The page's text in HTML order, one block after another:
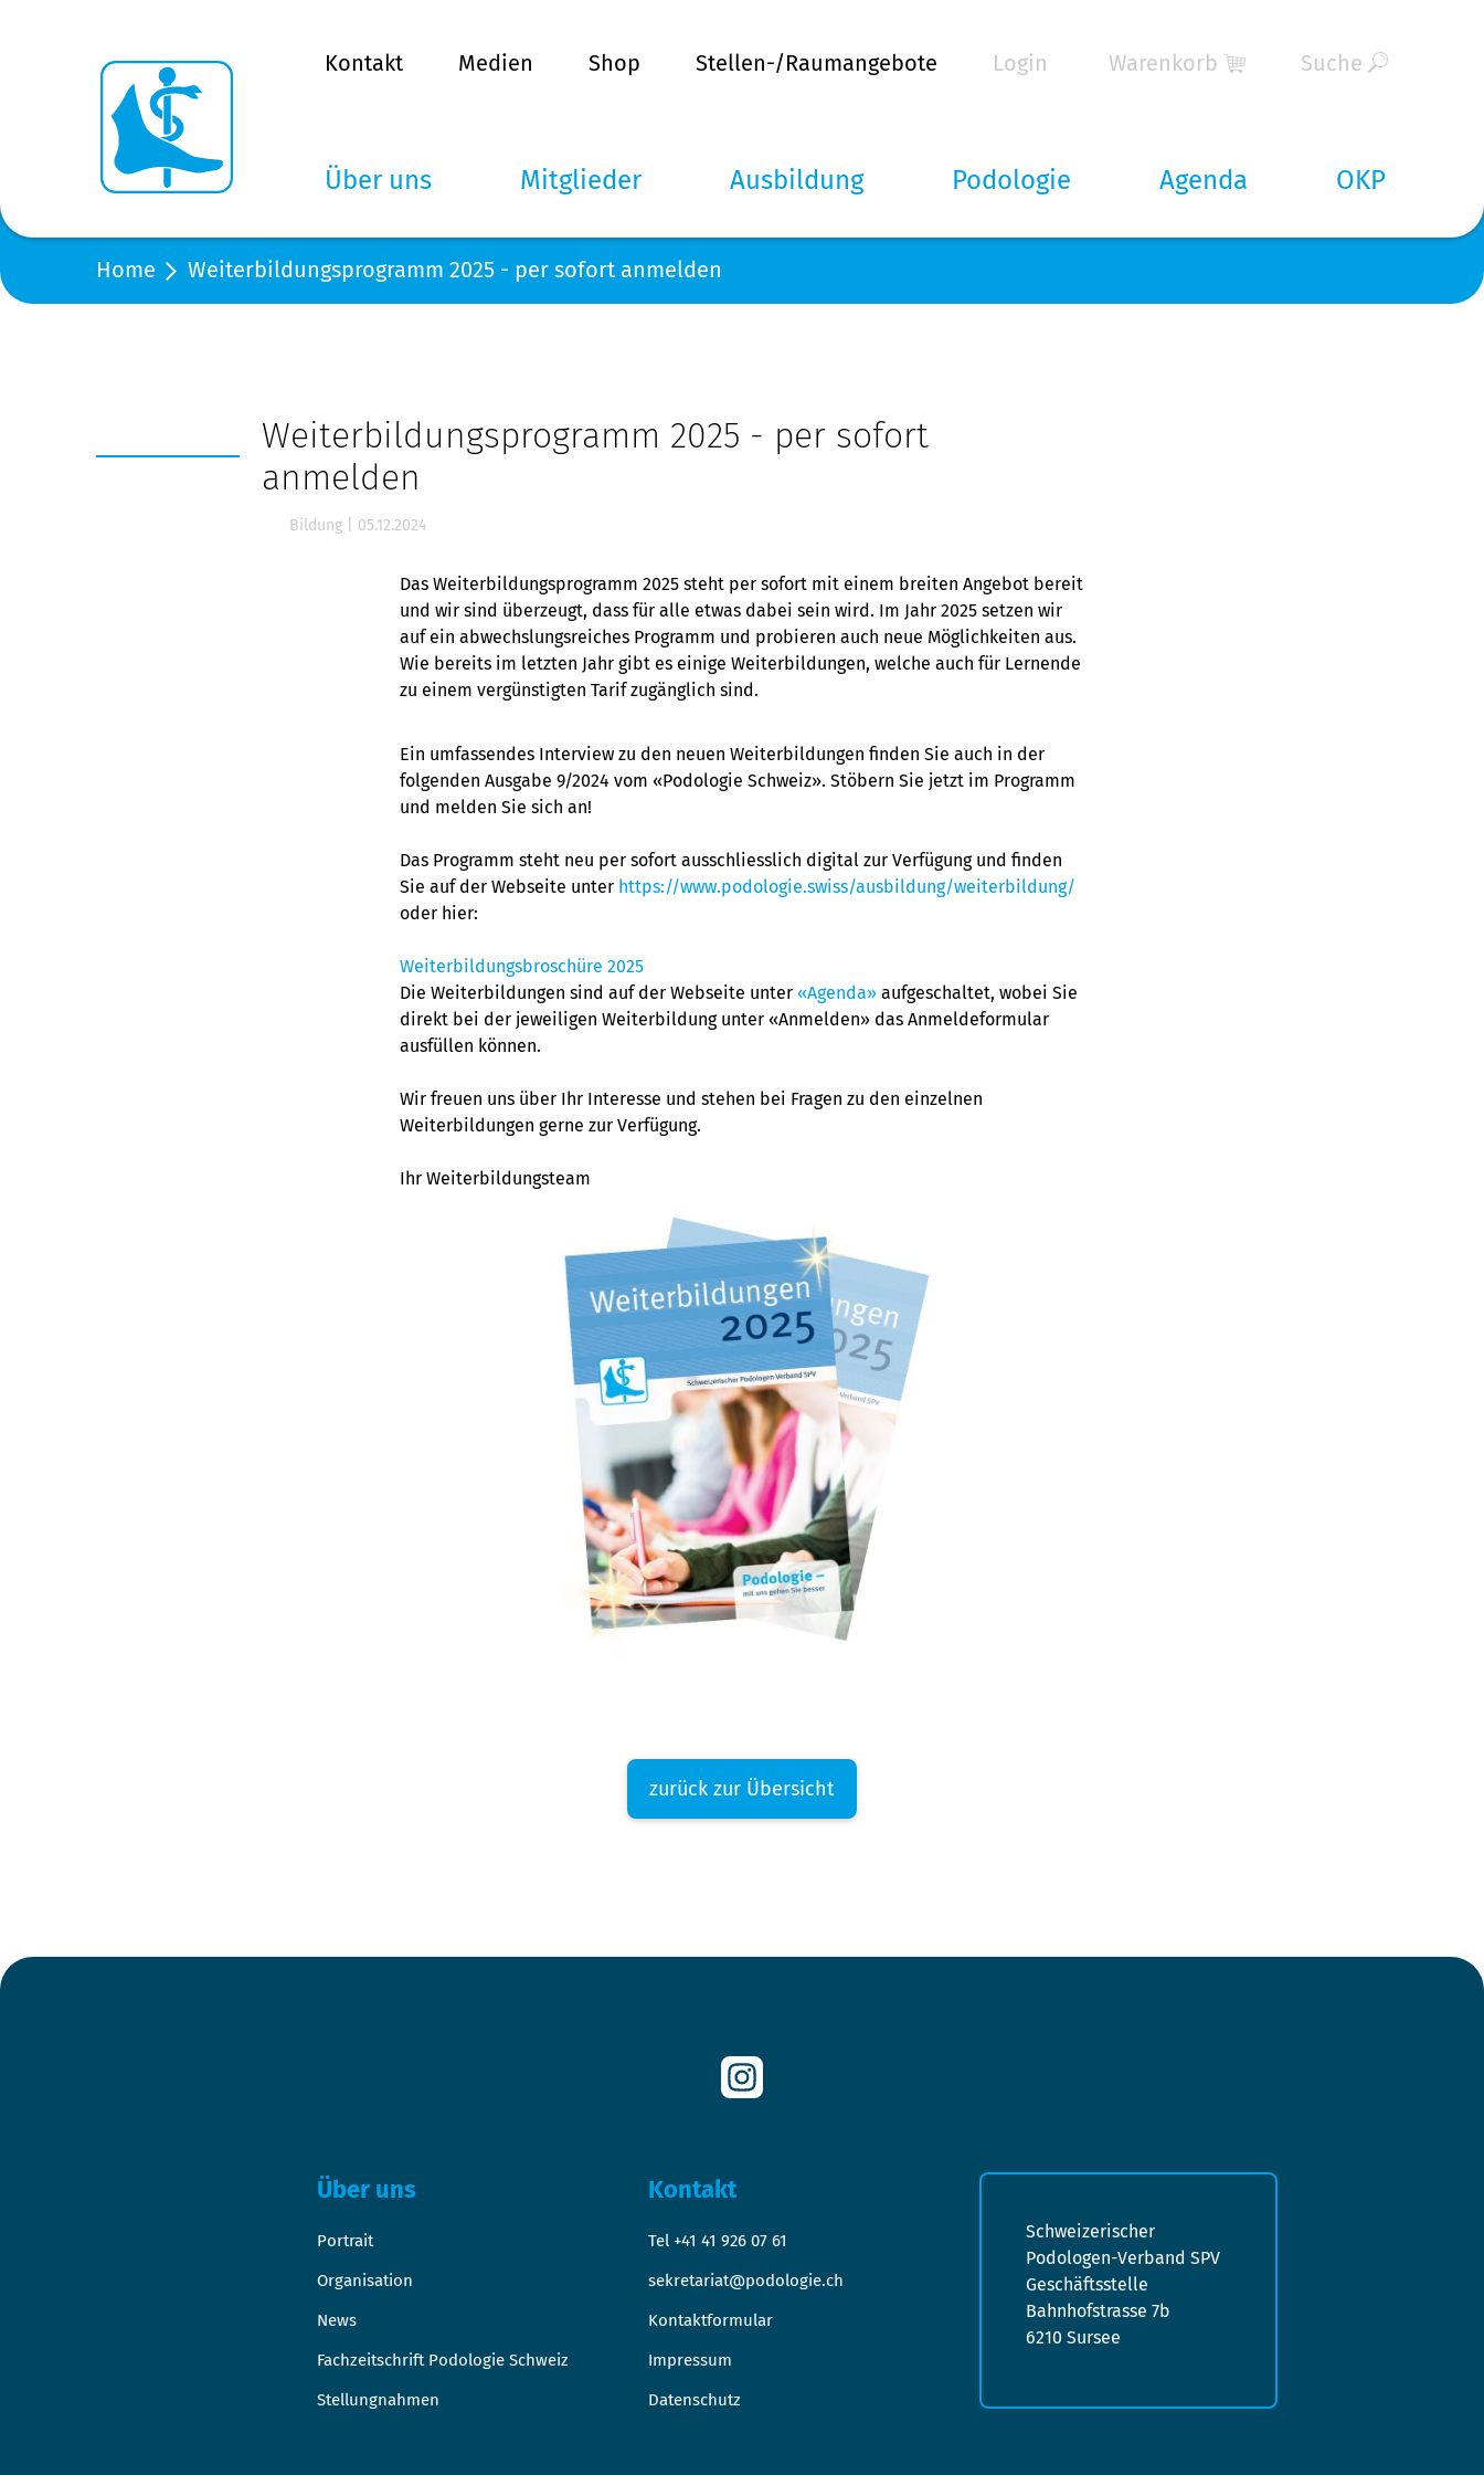
Kontakt Medien Shop Stellen-/Raumangebote Login Warenkorb Suche
Über uns Mitglieder Ausbildung Podologie Agenda OKP
Home Weiterbildungsprogramm 2025 - per sofort anmelden
Weiterbildungsprogramm 2025 - per sofort
anmelden
Bildung 05.12.2024
Das Weiterbildungsprogramm 2025 steht per sofort mit einem breiten Angebot bereit
und wir sind überzeugt, dass für alle etwas dabei sein wird. Im Jahr 2025 setzen wir
auf ein abwechslungsreiches Programm und probieren auch neue Möglichkeiten aus.
Wie bereits im letzten Jahr gibt es einige Weiterbildungen, welche auch für Lernende
zu einem vergünstigten Tarif zugänglich sind.
Ein umfassendes Interview zu den neuen Weiterbildungen finden Sie auch in der
folgenden Ausgabe 9/2024 vom «Podologie Schweiz». Stöbern Sie jetzt im Programm
und melden Sie sich an!
Das Programm steht neu per sofort ausschliesslich digital zur Verfügung und finden
Sie auf der Webseite unter https://www.podologie.swiss/ausbildung/weiterbildung/
oder hier:
Weiterbildungsbroschüre 2025
Die Weiterbildungen sind auf der Webseite unter «Agenda» aufgeschaltet, wobei Sie
direkt bei der jeweiligen Weiterbildung unter «Anmelden» das Anmeldeformular
ausfüllen können.
Wir freuen uns über Ihr Interesse und stehen bei Fragen zu den einzelnen
Weiterbildungen gerne zur Verfügung.
Ihr Weiterbildungsteam
zurück zur Übersicht
Über uns
Portrait
Organisation
News
Fachzeitschrift Podologie Schweiz
Stellungnahmen
Kontakt
Tel +41 41 926 07 61
sekretariat@podologie.ch
Kontaktformular
Impressum
Datenschutz
Schweizerischer
Podologen-Verband SPV
Geschäftsstelle
Bahnhofstrasse 7b
6210 Sursee